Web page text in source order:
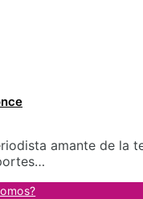
amante de la